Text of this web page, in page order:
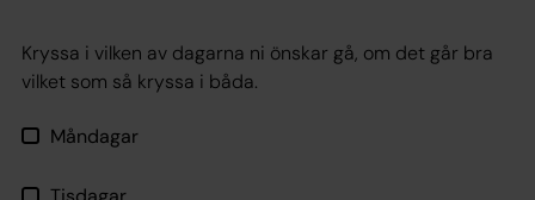
Kryssa i vilken av dagarna ni önskar gå, om det går bra
vilket som så kryssa i båda.
Måndagar